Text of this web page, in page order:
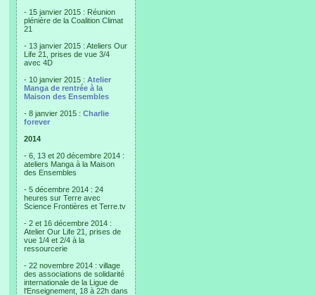
- 15 janvier 2015 : Réunion
plénière de la Coalition Climat
21
- 13 janvier 2015 : Ateliers Our
Life 21, prises de vue 3/4
avec 4D
- 10 janvier 2015 : Atelier
Manga de rentrée à la
Maison des Ensembles
- 8 janvier 2015 : Charlie
forever
2014
- 6, 13 et 20 décembre 2014 :
ateliers Manga à la Maison
des Ensembles
- 5 décembre 2014 : 24
heures sur Terre avec
Science Frontières et Terre.tv
- 2 et 16 décembre 2014 :
Atelier Our Life 21, prises de
vue 1/4 et 2/4 à la
ressourcerie
- 22 novembre 2014 : village
des associations de solidarité
internationale de la Ligue de
l'Enseignement, 18 à 22h dans